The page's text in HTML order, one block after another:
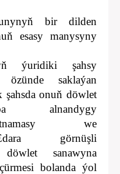
bir dilden
esasy manysyny
ýuridiki şahsy
özünde saklaýan
şahsda onuň döwlet
alnandygy
we
görnüşli
sanawyna
bolanda ýol